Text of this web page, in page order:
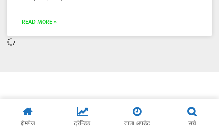
READ MORE »
होमपेज ट्रेन्डिङ ताजा अपडेट सर्च